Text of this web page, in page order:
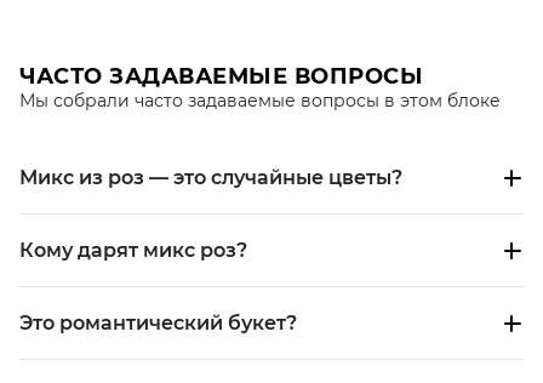
букет с вау-эффектом.
ПОЧЕМУ ВЫБИРАЮТ МИКС ИЗ РОЗ
разнообразие.
радость
позитив
ЧАСТО ЗАДАВАЕМЫЕ ВОПРОСЫ
Мы собрали часто задаваемые вопросы в этом блоке
Микс из роз — это случайные цветы?
Кому дарят микс роз?
Это романтический букет?